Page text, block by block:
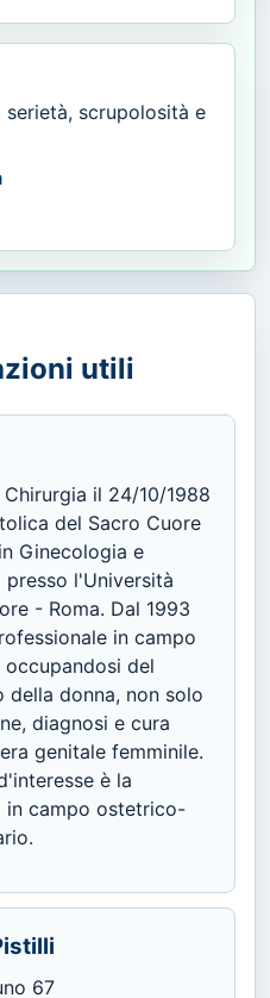
scrupolosità e
utili
il 24/10/1988
del Sacro Cuore
Ginecologia e
presso l'Università
- Roma. Dal 1993
in campo
del
della donna, non solo
diagnosi e cura
genitale femminile.
è la
in campo ostetrico-
67